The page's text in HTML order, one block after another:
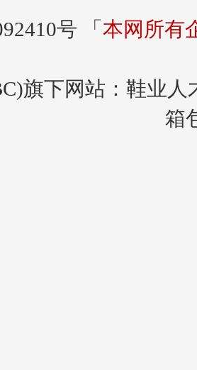
号 「 本网所有
旗下网站： 鞋业人
箱